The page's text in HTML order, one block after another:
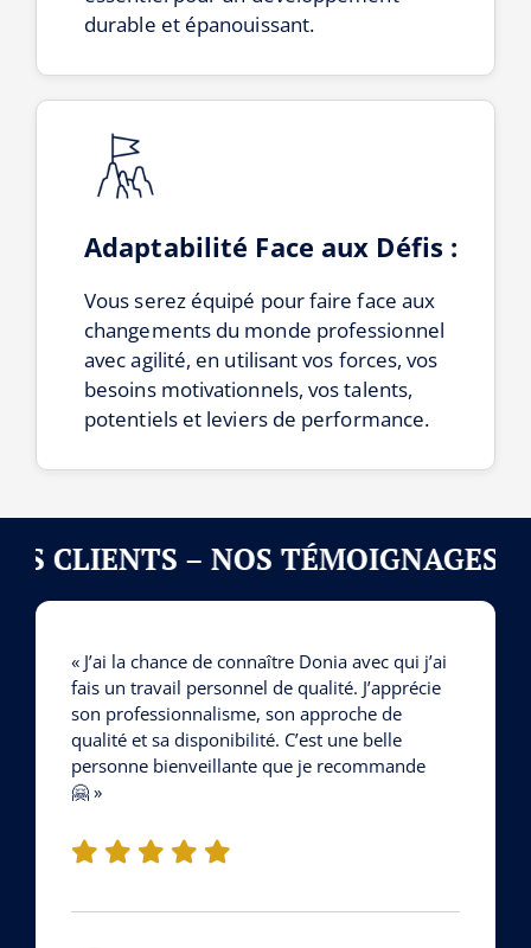
durable et épanouissant.
Adaptabilité Face aux Défis :
Vous serez équipé pour faire face aux
changements du monde professionnel
avec agilité, en utilisant vos forces, vos
besoins motivationnels, vos talents,
potentiels et leviers de performance.
« J’ai la chance de connaître Donia avec qui j’ai
fais un travail personnel de qualité. J’apprécie
son professionnalisme, son approche de
qualité et sa disponibilité. C’est une belle
personne bienveillante que je recommande
🤗 »
– NOS TÉMOIGNAGES –